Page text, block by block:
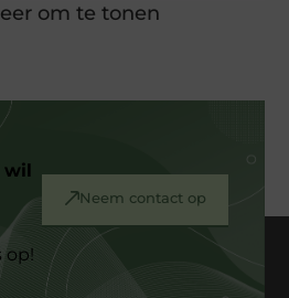
om te tonen
op!
Neem contact op